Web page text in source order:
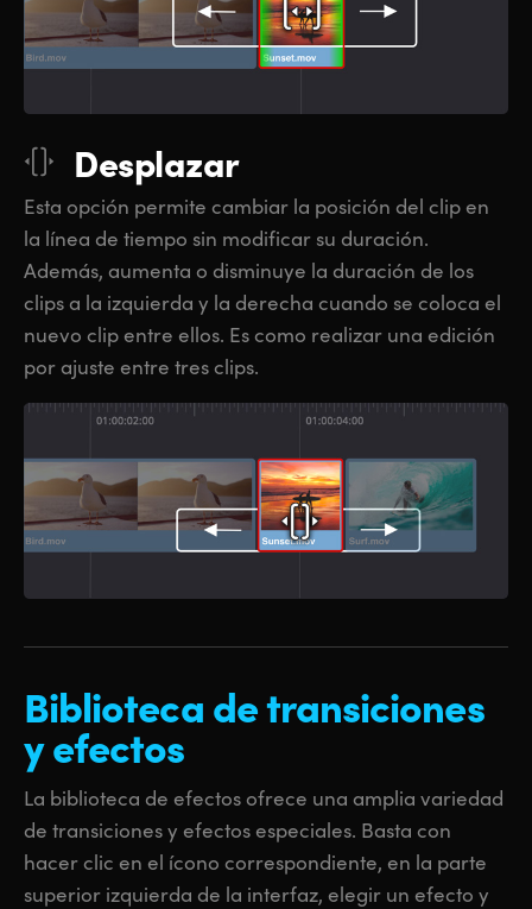
Desplazar
Esta opción permite cambiar la posición del clip en
la línea de tiempo sin modificar su duración.
Además, aumenta o disminuye la duración de los
clips a la izquierda y la derecha cuando se coloca el
nuevo clip entre ellos. Es como realizar una edición
por ajuste entre tres clips.
Biblioteca detransiciones
y efectos
La biblioteca de efectos ofrece una amplia variedad
de transiciones y efectos especiales. Basta con
hacer clic en el ícono correspondiente, en la parte
superior izquierda de la interfaz, elegir un efecto y